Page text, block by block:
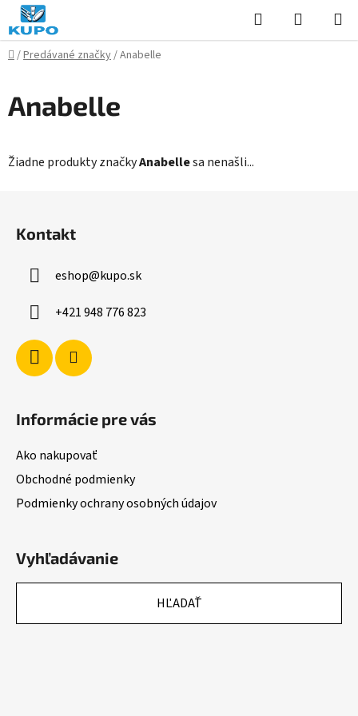
Prejsť
na
obsah
Hľadať
KOŠÍK
Domov
/Predávané značky/Anabelle
Anabelle
Žiadne produkty značkyAnabellesa nenašli...
Kontakt
eshop@kupo.sk
+421 948 776 823
Informácie pre vás
Ako nakupovať
Obchodné podmienky
Podmienky ochrany osobných údajov
Vyhľadávanie
HĽADAŤ